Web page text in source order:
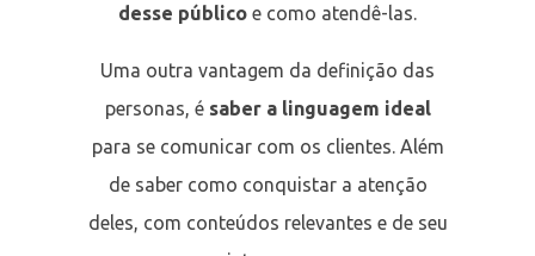
desse público e como atendê-las.
Uma outra vantagem da definição das
personas, é saber a linguagem ideal
para se comunicar com os clientes. Além
de saber como conquistar a atenção
deles, com conteúdos relevantes e de seu